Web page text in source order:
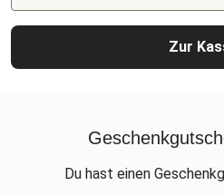
Zur
Du hast einen